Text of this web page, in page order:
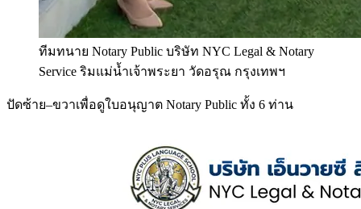
ทีมทนาย Notary Public บริษัท NYC Legal & Notary
Service ริมแม่น้ำเจ้าพระยา วัดอรุณ กรุงเทพฯ
ปัดซ้าย–ขวาเพื่อดูใบอนุญาต Notary Public ทั้ง 6 ท่าน